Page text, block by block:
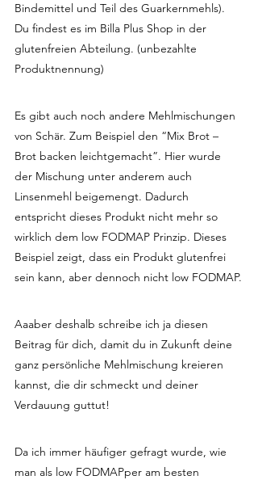
Bindemittel und Teil des Guarkernmehls).
Du findest es im Billa Plus Shop in der
glutenfreien Abteilung. (unbezahlte
Produktnennung)
Es gibt auch noch andere Mehlmischungen
von Schär. Zum Beispiel den “Mix Brot –
Brot backen leichtgemacht”. Hier wurde
der Mischung unter anderem auch
Linsenmehl beigemengt. Dadurch
entspricht dieses Produkt nicht mehr so
wirklich dem low FODMAP Prinzip. Dieses
Beispiel zeigt, dass ein Produkt glutenfrei
sein kann, aber dennoch nicht low FODMAP.
Aaaber deshalb schreibe ich ja diesen
Beitrag für dich, damit du in Zukunft deine
ganz persönliche Mehlmischung kreieren
kannst, die dir schmeckt und deiner
Verdauung guttut!
Da ich immer häufiger gefragt wurde, wie
man als low FODMAPper am besten